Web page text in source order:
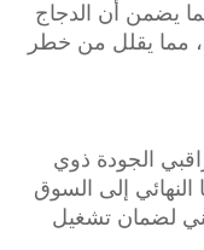
يضمن أن الدجاج
مما يقلل من خطر
الجودة ذوي
إلى السوق
لضمان تشغيل